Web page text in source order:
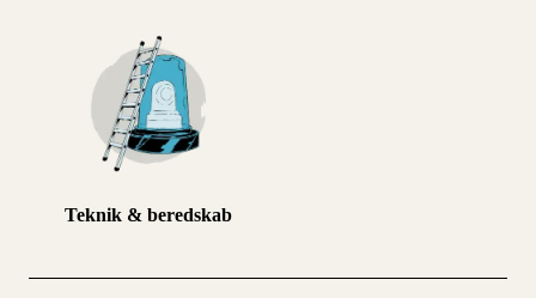
Teknik & beredskab